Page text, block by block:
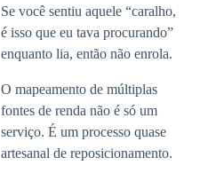
Se você sentiu aquele “caralho,
é isso que eu tava procurando”
enquanto lia, então não enrola.
O mapeamento de múltiplas
fontes de renda não é só um
serviço. É um processo quase
artesanal de reposicionamento.